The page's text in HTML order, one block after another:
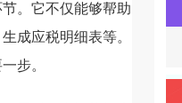
。它不仅能够帮助
成应税明细表等。
步。